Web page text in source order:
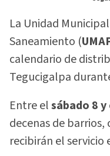
La Unidad
Saneamiento (
calendario de
Tegucigalpa
Entre elsábado 8
decenas de barrios,
recibirán el servicio